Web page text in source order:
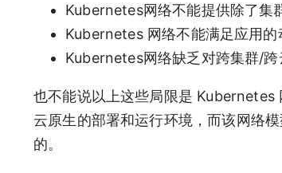
Kubernetes网络不能提供除了集
Kubernetes 网络不能满足应用的
Kubernetes网络缺乏对跨集群/跨
也不能说以上这些局限是
云原生的部署和运行环境，而该网络
的。